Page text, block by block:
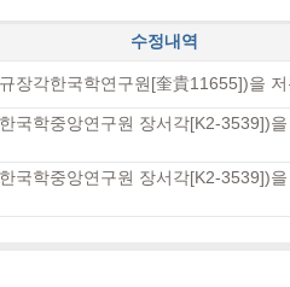
수정내역
장각한국학연구원[奎貴11655])을
국학중앙연구원 장서각[K2-3539])
국학중앙연구원 장서각[K2-3539])